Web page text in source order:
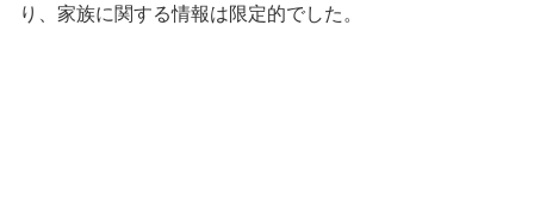
り、家族に関する情報は限定的でした。